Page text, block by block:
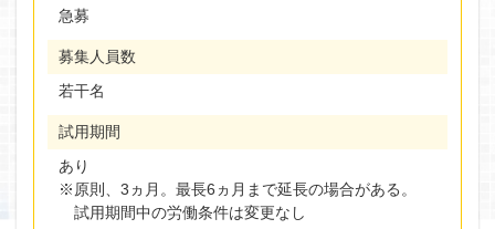
急募
募集人員数
若干名
試用期間
あり
※原則、3ヵ月。最長6ヵ月まで延長の場合がある。
試用期間中の労働条件は変更なし